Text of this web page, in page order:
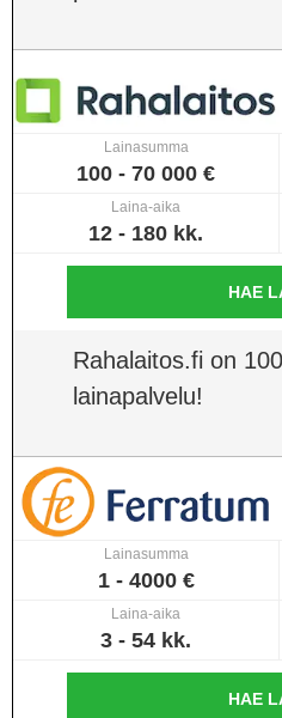
Lainasumma
100 - 70 000 €
Laina-aika
12 - 180 kk.
HAE
Rahalaitos.fi on
lainapalvelu!
Lainasumma
1 - 4000 €
Laina-aika
3 - 54 kk.
HAE